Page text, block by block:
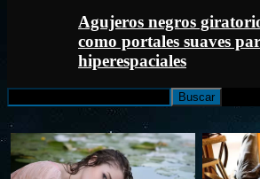
Agujeros negros
como portales suaves
hiperespaciales